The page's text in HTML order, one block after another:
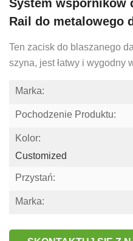
System wsporników
Rail do metalowego
Ten zacisk do blaszanego
szyna, jest łatwy i wygodny
Marka:
Pochodzenie Produktu:
Kolor:
Customized
Przystań:
Marka: